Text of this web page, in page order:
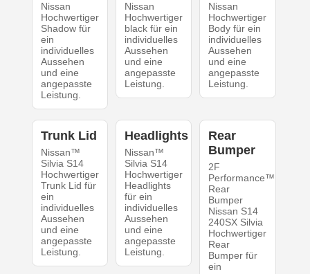
Nissan
Hochwertiger
Shadow für
ein
individuelles
Aussehen
und eine
angepasste
Leistung.
Nissan
Hochwertiger
black für ein
individuelles
Aussehen
und eine
angepasste
Leistung.
Nissan
Hochwertiger
Body für ein
individuelles
Aussehen
und eine
angepasste
Leistung.
Trunk Lid
Nissan™
Silvia S14
Hochwertiger
Trunk Lid für
ein
individuelles
Aussehen
und eine
angepasste
Leistung.
Headlights
Nissan™
Silvia S14
Hochwertiger
Headlights
für ein
individuelles
Aussehen
und eine
angepasste
Leistung.
Rear
Bumper
2F
Performance™
Rear
Bumper
Nissan S14
240SX Silvia
Hochwertiger
Rear
Bumper für
ein